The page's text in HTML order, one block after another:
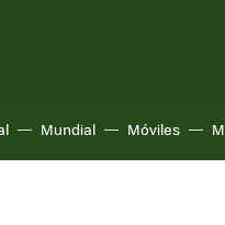
Mundial Móviles